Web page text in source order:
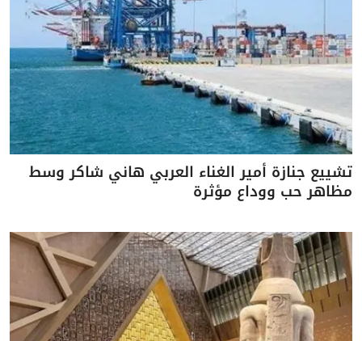
تشييع جنازة أمير الغناء العربي هاني شاكر وسط
مظاهر حب ووداع مؤثرة